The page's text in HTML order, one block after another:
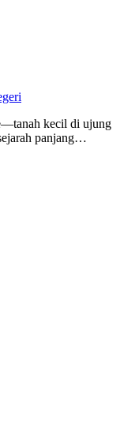
kecil di ujung
panjang…